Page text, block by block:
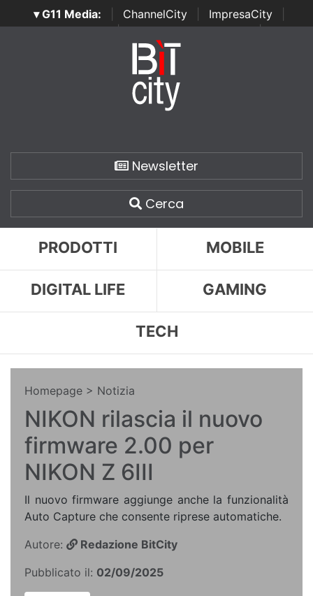
▾ G11 Media: ChannelCity ImpresaCity
SecurityOpenLab | Italian Channel Awards | Italian
Italian Security Awards
Newsletter
Cerca
PRODOTTI MOBILE
DIGITAL LIFE GAMING
TECH
Homepage > Notizia
NIKON rilascia il nuovo
firmware 2.00 per
NIKON Z 6III
Il nuovo firmware aggiunge anche la funzionalità
Auto Capture che consente riprese automatiche.
Autore:
Redazione BitCity
Pubblicato il: 02/09/2025